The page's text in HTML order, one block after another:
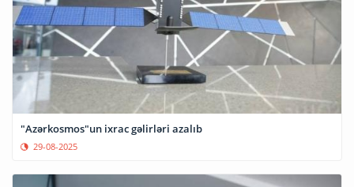
"Azərkosmos"un ixrac gəlirləri azalıb
29-08-2025